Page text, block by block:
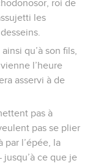
roi de
les
qu’à son fils,
l’heure
asservi à de
pas à
pas se plier
par l’épée, la
ce que je